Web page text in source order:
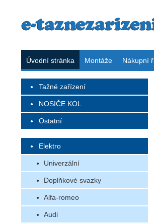
Úvodní stránka Montáže Nákupní
Tažné zařízení
NOSIČE KOL
Ostatní
Elektro
Univerzální
Doplňkové svazky
Alfa-romeo
Audi